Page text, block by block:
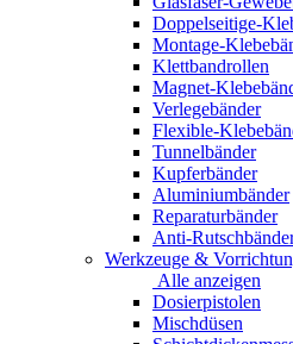
Doppelseitige-
Montage-
Klettbandrollen
Magnet-
Verlegebänder
Flexible-
Tunnelbänder
Kupferbänder
Aluminiumbänder
Reparaturbänder
Anti-
Werkzeuge &
Alle anzeigen
Dosierpistolen
Mischdüsen